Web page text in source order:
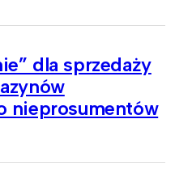
dla sprzedaży
nieprosumentów